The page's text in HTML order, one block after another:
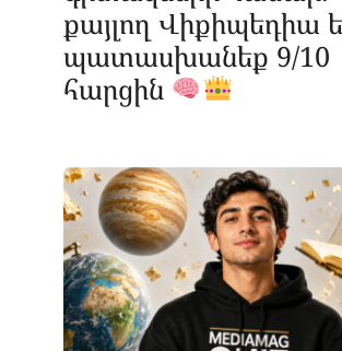
քայլող Վիքիպեդիա
պատասխանեք 9/10
հարցին